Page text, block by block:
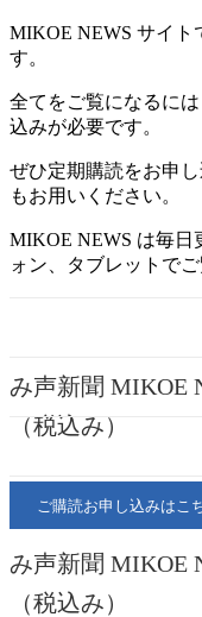
MIKOE NEWS サイト
す。
全てをご覧になるに
込みが必要です。
ぜひ定期購読をお申
もお用いください。
MIKOE NEWS は毎日
ォン、タブレットで
み声新聞 MIKOE
（税込み）
ご購読お申し込みはこ
み声新聞 MIKOE
（税込み）